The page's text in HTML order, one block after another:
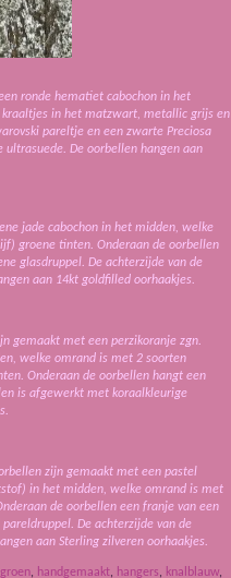
ronde hematiet cabochon in het
kraaltjes in het matzwart, metallic grijs en
pareltje en een zwarte Preciosa
De oorbellen hangen aan
jade cabochon in het midden, welke
groene tinten. Onderaan de oorbellen
glasdruppel. De achterzijde van de
aan 14kt goldfilled oorhaakjes.
gemaakt met een perzikoranje zgn.
welke omrand is met 2 soorten
Onderaan de oorbellen hangt een
is afgewerkt met koraalkleurige
zijn gemaakt met een pastel
in het midden, welke omrand is met
de oorbellen een franje van een
De achterzijde van de
aan Sterling zilveren oorhaakjes.
groen, handgemaakt, hangers, knalblauw,